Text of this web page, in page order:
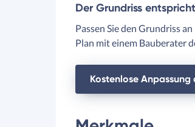
Der Grundriss
Passen Sie den Grundriss
Plan mit einem Bauberater
Kostenlose